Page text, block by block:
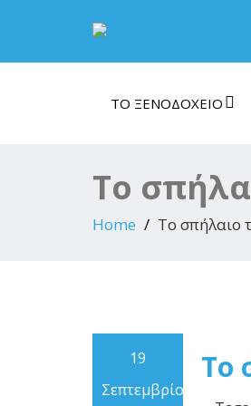
ΤΟ ΞΕΝΟΔΟΧΕΊΟ
Το
Home Το σπήλαιο
19
Σεπτεμβρίου
Το